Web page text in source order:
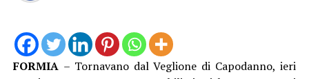
FORMIA – Tornavano dal Veglione di Capodanno, ieri